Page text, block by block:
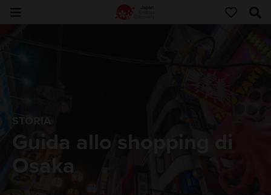
STORIA
Guida allo shopping di
Osaka